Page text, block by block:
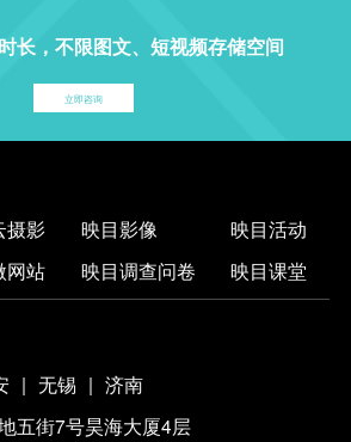
长，不限图文、短视频存储空间
立即咨询
摄影
网站
映目影像
映目调查问卷
映目活动
映目课堂
| 无锡 | 济南
五街7号昊海大厦4层